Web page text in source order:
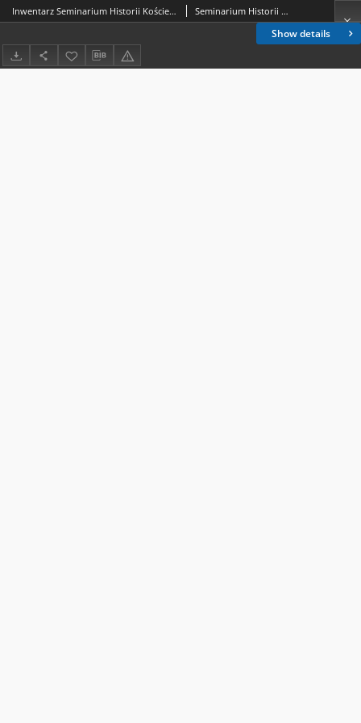
Show details
Inwentarz Seminarium Historii Kościelnej UJ Seminarium Historii Kościelnej Uniwersytetu Jagiellońskiego; Biblioteka Akademii Teologii Katolickiej